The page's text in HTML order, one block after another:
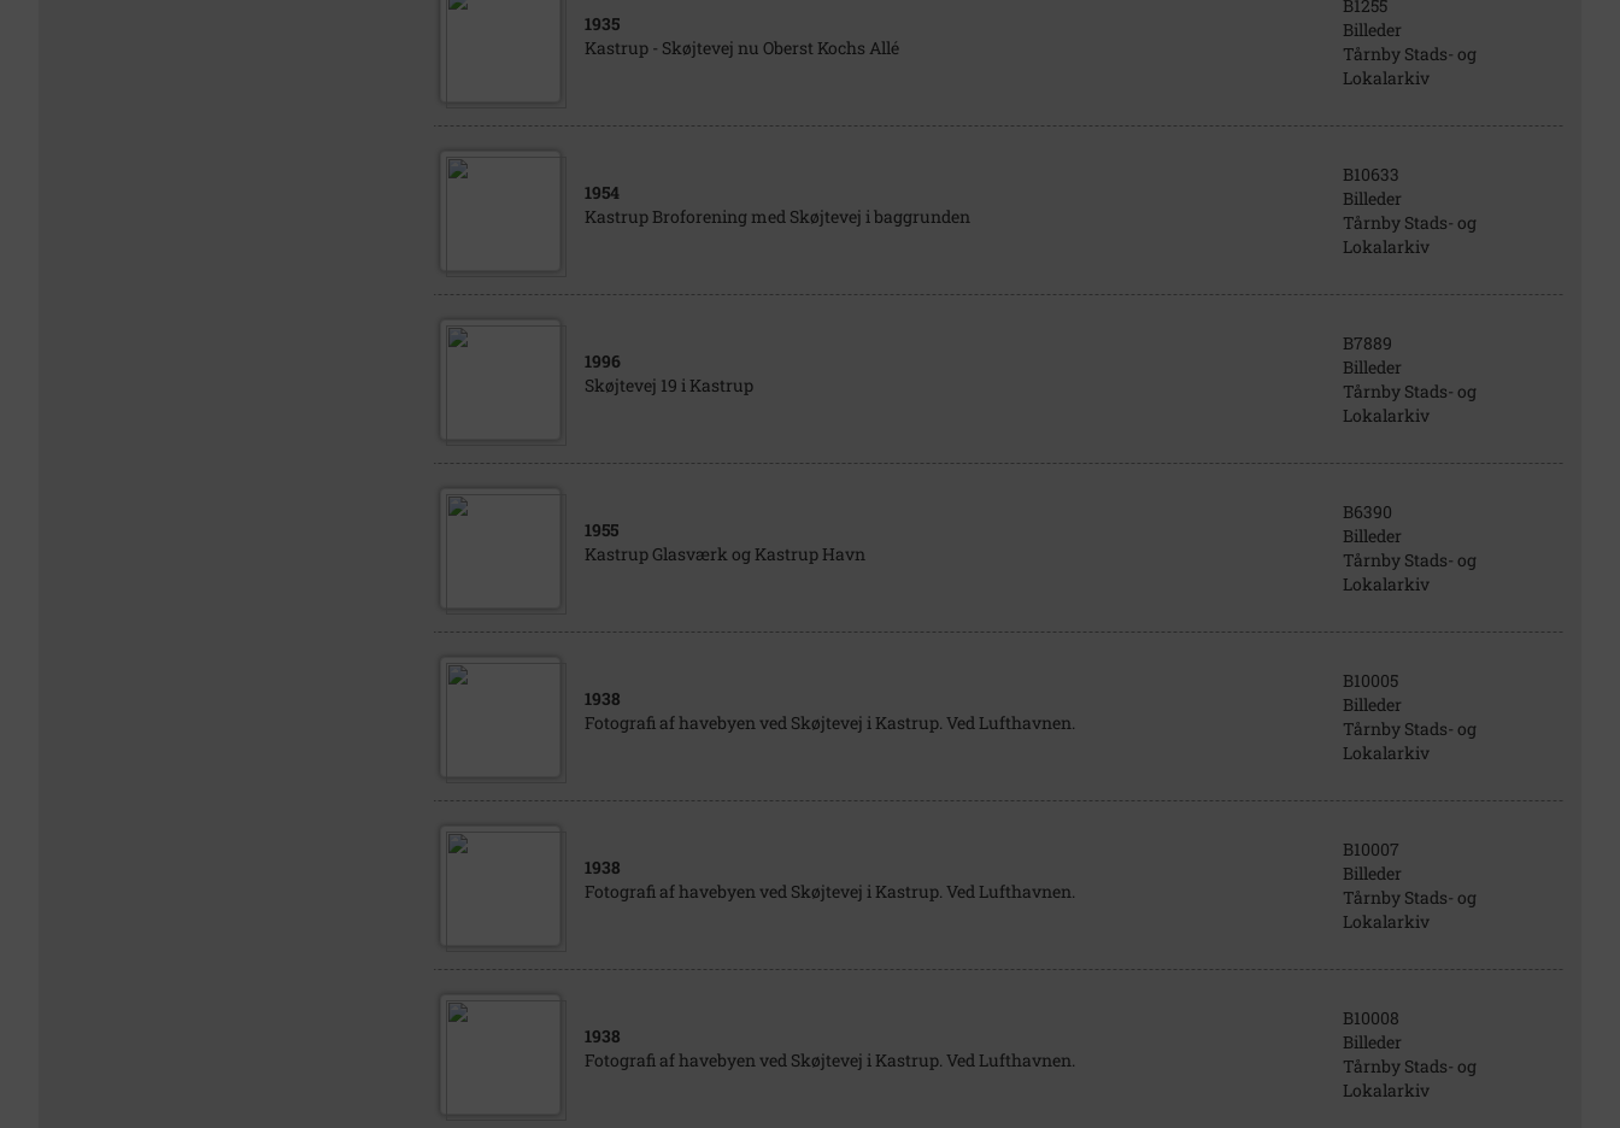
1935
Kastrup - Skøjtevej nu Oberst Kochs Allé
B1255
Billeder
Tårnby Stads- og
Lokalarkiv
1954
Kastrup Broforening med Skøjtevej i baggrunden
B10633
Billeder
Tårnby Stads- og
Lokalarkiv
1996
Skøjtevej 19 i Kastrup
B7889
Billeder
Tårnby Stads- og
Lokalarkiv
1955
Kastrup Glasværk og Kastrup Havn
B6390
Billeder
Tårnby Stads- og
Lokalarkiv
1938
Fotografi af havebyen ved Skøjtevej i Kastrup. Ved Lufthavnen.
B10005
Billeder
Tårnby Stads- og
Lokalarkiv
1938
Fotografi af havebyen ved Skøjtevej i Kastrup. Ved Lufthavnen.
B10007
Billeder
Tårnby Stads- og
Lokalarkiv
1938
Fotografi af havebyen ved Skøjtevej i Kastrup. Ved Lufthavnen.
B10008
Billeder
Tårnby Stads- og
Lokalarkiv